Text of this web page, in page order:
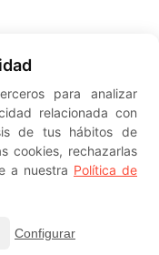
para analizar
relacionada con
de tus hábitos de
cookies, rechazarlas
a nuestra Política de
Configurar